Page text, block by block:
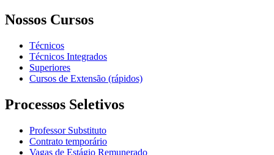
Nossos Cursos
Técnicos
Técnicos Integrados
Superiores
Cursos de Extensão (rápidos)
Processos Seletivos
Professor Substituto
Contrato temporário
Vagas de Estágio Remunerado